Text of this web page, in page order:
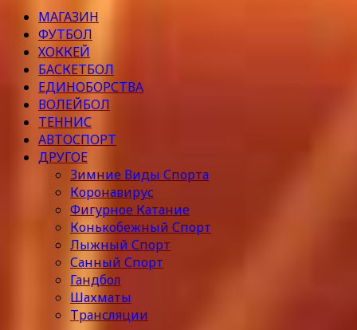
МАГАЗИН
ФУТБОЛ
ХОККЕЙ
БАСКЕТБОЛ
ЕДИНОБОРСТВА
ВОЛЕЙБОЛ
ТЕННИС
АВТОСПОРТ
ДРУГОЕ
Зимние Виды Спорта
Коронавирус
Фигурное Катание
Конькобежный Спорт
Лыжный Спорт
Санный Спорт
Гандбол
Шахматы
Трансляции